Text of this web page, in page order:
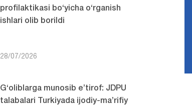
profilaktikasi bo‘yicha o‘rganish
ishlari olib borildi
28/07/2026
G‘oliblarga munosib e’tirof: JDPU
talabalari Turkiyada ijodiy-ma’rifiy